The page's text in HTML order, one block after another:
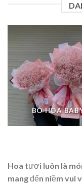
BÓ HOA
Hoa tươi luôn là
mang đến niềm vui